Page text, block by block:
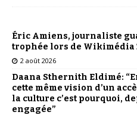
Éric Amiens, journaliste
trophée lors de Wikimédia
2 août 2026
Daana Sthernith Eldimé:
cette même vision d’un
la culture c’est pourquoi,
engagée”